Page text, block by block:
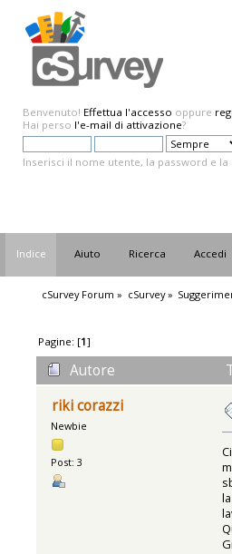
Benvenuto! Effettua l'accesso oppure
Hai perso l'e-mail di attivazione?
Inserisci il nome utente, la password e
Indice Aiuto Ricerca Accedi
cSurvey Forum » cSurvey»
Pagine: [1]
Autore
riki corazzi
Newbie
Post: 3